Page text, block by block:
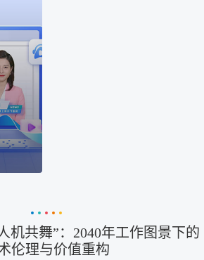
创
AI
机共舞”：2040年工作图景下的
伦理与价值重构